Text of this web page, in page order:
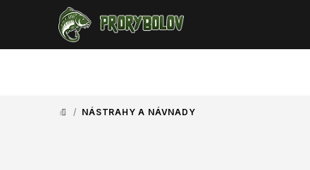
DOMŮ
/ NÁSTRAHY A NÁVNADY